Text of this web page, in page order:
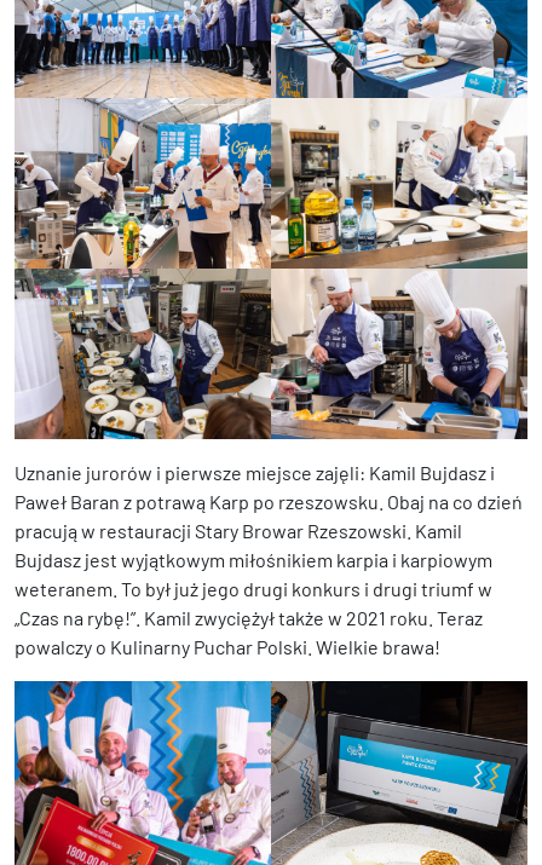
Uznanie jurorów i pierwsze miejsce zajęli: Kamil Bujdasz i
Paweł Baran z potrawą Karp po rzeszowsku. Obaj na co dzień
pracują w restauracji Stary Browar Rzeszowski. Kamil
Bujdasz jest wyjątkowym miłośnikiem karpia i karpiowym
weteranem. To był już jego drugi konkurs i drugi triumf w
„Czas na rybę!”. Kamil zwyciężył także w 2021 roku. Teraz
powalczy o Kulinarny Puchar Polski. Wielkie brawa!